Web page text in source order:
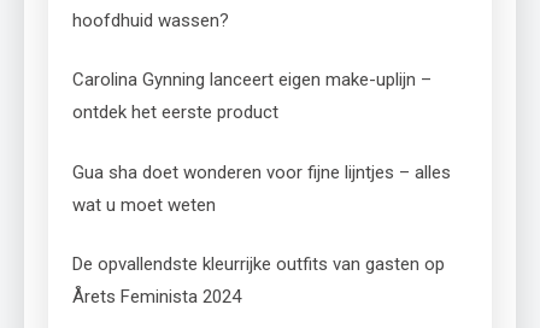
hoofdhuid wassen?
Carolina Gynning lanceert eigen make-uplijn –
ontdek het eerste product
Gua sha doet wonderen voor fijne lijntjes – alles
wat u moet weten
De opvallendste kleurrijke outfits van gasten op
Årets Feminista 2024